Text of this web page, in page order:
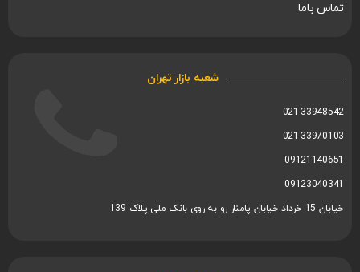
تماس باما
شعبه بازار تهران
021-33948542
021-33970103
09121140651
09123040341
خیابان 15 خرداد خیابان پامنار رو به روی بانک ملی پلاک 139